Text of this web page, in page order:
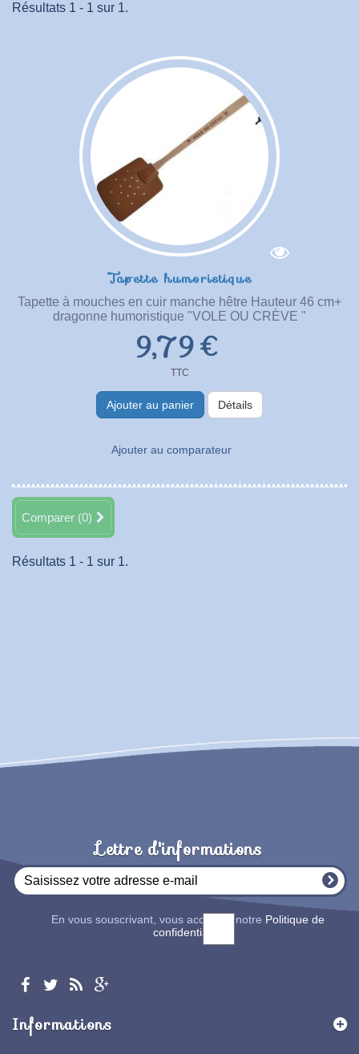
Résultats 1 - 1 sur 1.
Tapette humoristique
Tapette à mouches en cuir manche hêtre Hauteur 46 cm+
dragonne humoristique "VOLE OU CRÈVE "
9,79 €
TTC
Ajouter au panier Détails
Ajouter au comparateur
Comparer (0)
Résultats 1 - 1 sur 1.
Lettre d'informations
En vous souscrivant, vous acceptez notre Politique de
confidentialité
Informations